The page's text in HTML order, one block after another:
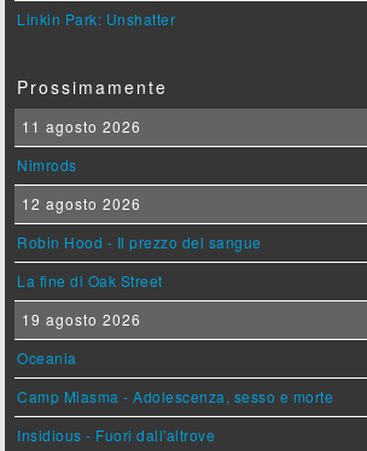
Linkin Park: Unshatter
Prossimamente
11 agosto 2026
Nimrods
12 agosto 2026
Robin Hood - Il prezzo del sangue
La fine di Oak Street
19 agosto 2026
Oceania
Camp Miasma - Adolescenza, sesso e morte
Insidious - Fuori dall'altrove